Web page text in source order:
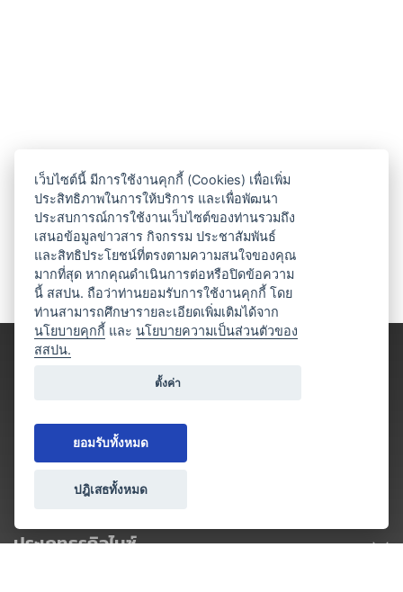
ประเภทธุรกิจไมซ์
เว็บไซต์นี้ มีการใช้งานคุกกี้ (Cookies) เพื่อเพิ่ม
ประสิทธิภาพในการให้บริการ และเพื่อพัฒนา
ประสบการณ์การใช้งานเว็บไซต์ของท่านรวมถึง
เสนอข้อมูลข่าวสาร กิจกรรม ประชาสัมพันธ์
และสิทธิประโยชน์ที่ตรงตามความสนใจของคุณ
มากที่สุด หากคุณดำเนินการต่อหรือปิดข้อความ
นี้ สสปน. ถือว่าท่านยอมรับการใช้งานคุกกี้ โดย
ท่านสามารถศึกษารายละเอียดเพิ่มเติมได้จาก
นโยบายคุกกี้ และนโยบายความเป็นส่วนตัวของ
สสปน.
ตั้งค่า
ยอมรับทั้งหมด
ปฎิเสธทั้งหมด